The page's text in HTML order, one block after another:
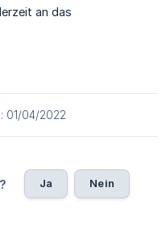
an das
01/04/2022
Ja Nein